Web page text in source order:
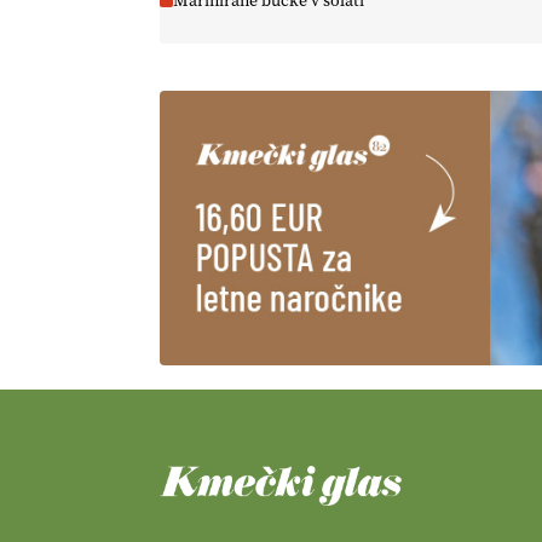
https://t.co/EulJoSBYMi @EUAgri
13.07.2026
[EKOloško = LOGIČNO
]
doma in v tujini
. Zato je
ekološka pridelava odlična
priložnost za slovenske vinarje
. VEČ
https://t.co/XAe9EbeAbK @EUAgri
so ključni za prihodnost
kmetijstva in uspešno prenovo